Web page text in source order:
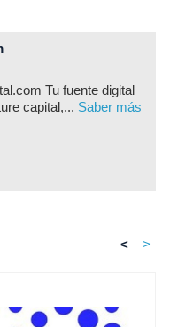
Tu fuente digital
capital,... Saber más
< >